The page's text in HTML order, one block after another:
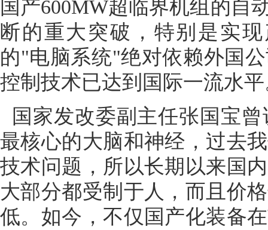
国产600MW超临界机组的自
断的重大突破，特别是实
的"电脑系统"绝对依赖外国
控制技术已达到国际一流水
国家发改委副主任张国宝
最核心的大脑和神经，过去
技术问题，所以长期以来国
大部分都受制于人，而且价
低。如今，不仅国产化装备